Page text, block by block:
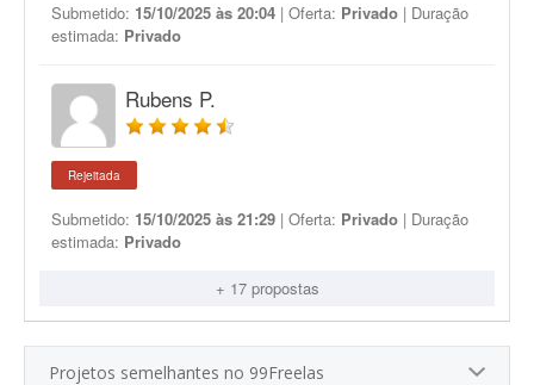
Submetido: 15/10/2025 às 20:04 | Oferta: Privado | Duração
estimada: Privado
Rubens P.
Rejeitada
Submetido: 15/10/2025 às 21:29 | Oferta: Privado | Duração
estimada: Privado
+ 17 propostas
Projetos semelhantes no 99Freelas